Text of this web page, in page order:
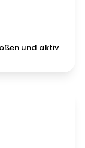
und aktiv